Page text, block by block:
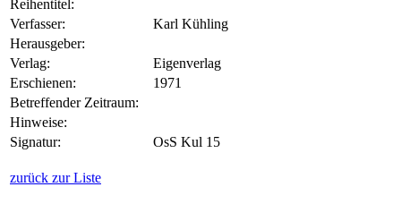
Reihentitel:
Verfasser:
Karl Kühling
Herausgeber:
Verlag:
Eigenverlag
Erschienen:
1971
Betreffender Zeitraum:
Hinweise:
Signatur:
OsS Kul 15
zurück zur Liste